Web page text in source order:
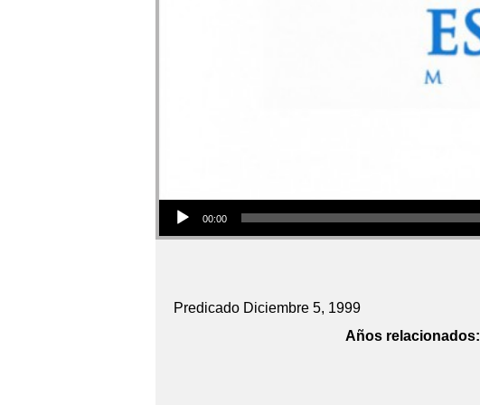
Audio Player
00:00
Predicado Diciembre 5, 1999
Años relacionados: